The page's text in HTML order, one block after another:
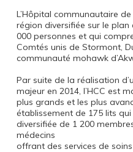
L’Hôpital communautaire
région diversifiée sur le
000 personnes et qui
Comtés unis de Stormont,
communauté mohawk
Par suite de la réalisation
majeur en 2014, l’HCC est
plus grands et les plus
établissement de 175 lits
diversifiée de 1 200
médecins
offrant des services de